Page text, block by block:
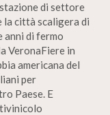
di settore
la città scaligera di
anni di fermo
VeronaFiere in
americana del
per
Paese. E